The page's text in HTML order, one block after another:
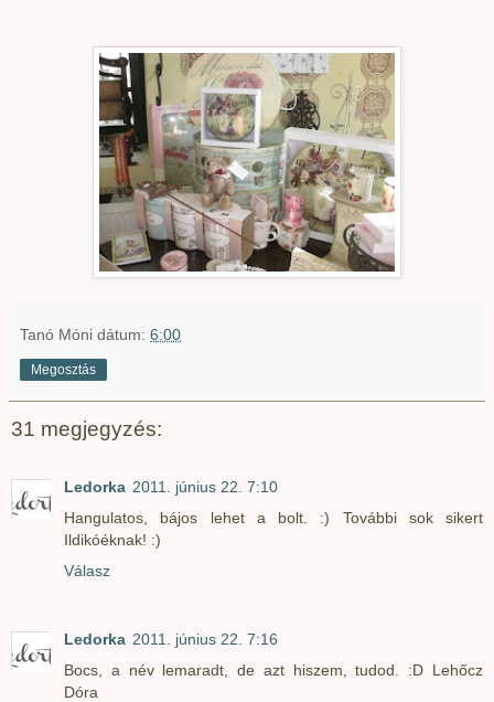
Tanó Móni dátum: 6:00
Megosztás
31 megjegyzés:
Ledorka 2011. június 22. 7:10
Hangulatos, bájos lehet a bolt. :) További sok sikert
Ildikóéknak! :)
Válasz
Ledorka 2011. június 22. 7:16
Bocs, a név lemaradt, de azt hiszem, tudod. :D Lehőcz
Dóra